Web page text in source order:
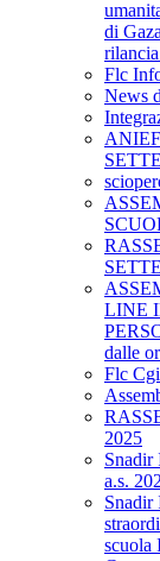
di
Flc
News
LINE
dalle
Flc
2025
Snadir
a.s.
Snadir
scuola